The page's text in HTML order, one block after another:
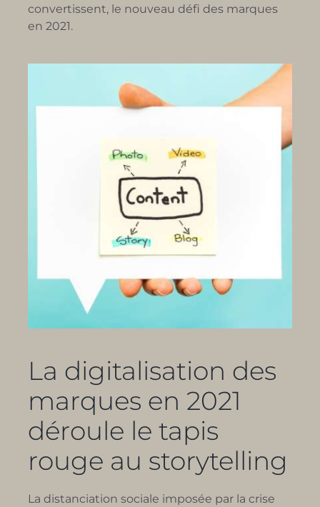
convertissent, le nouveau défi des marques
en 2021.
La digitalisation des
marques en 2021
déroule le tapis
rouge au storytelling
La distanciation sociale imposée par la crise